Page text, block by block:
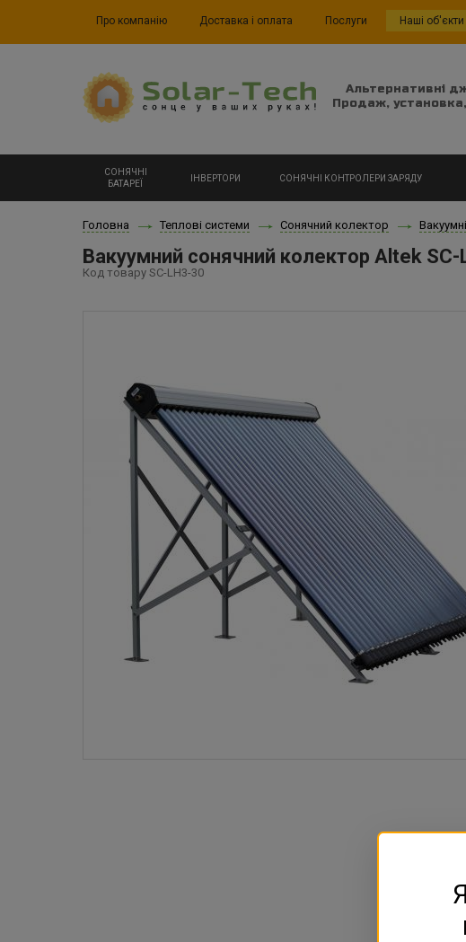
Про компанію Доставка і оплата Послуги Наші об'єкти
Альтернативні
Продаж,
СОНЯЧНІ
БАТАРЕЇ
ІНВЕРТОРИ СОНЯЧНІ КОНТРОЛЕРИ ЗАРЯДУ
Головна Теплові системи Сонячний колектор Вакуумні
Вакуумний сонячний колектор Altek
Код товару SC-LH3-30